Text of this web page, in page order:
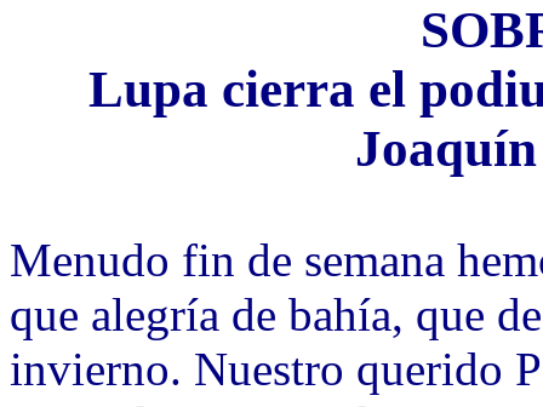
Lupa cierra el
Menudo fin de semana
que alegría de bahía, que
invierno. Nuestro querido